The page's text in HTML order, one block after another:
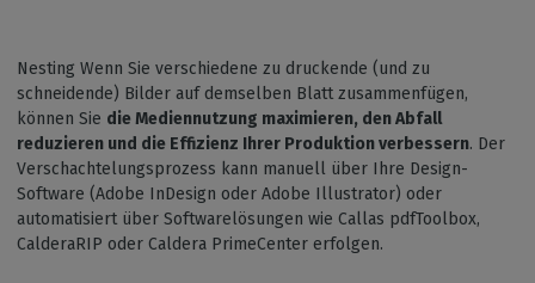
Nesting Wenn Sie verschiedene zu druckende (und zu
schneidende) Bilder auf demselben Blatt zusammenfügen,
können Sie die Mediennutzung maximieren, den Abfall
reduzieren und die Effizienz Ihrer Produktion verbessern. Der
Verschachtelungsprozess kann manuell über Ihre Design-
Software (Adobe InDesign oder Adobe Illustrator) oder
automatisiert über Softwarelösungen wie Callas pdfToolbox,
CalderaRIP oder Caldera PrimeCenter erfolgen.